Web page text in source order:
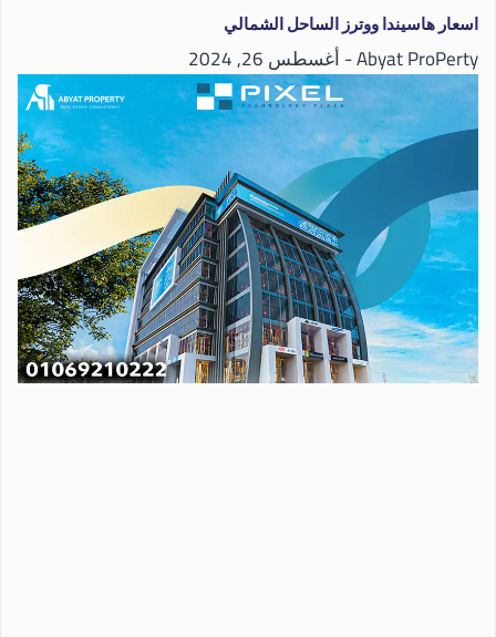
اسعار هاسيندا ووترز الساحل الشمالي
Abyat ProPerty أغسطس 26, 2024